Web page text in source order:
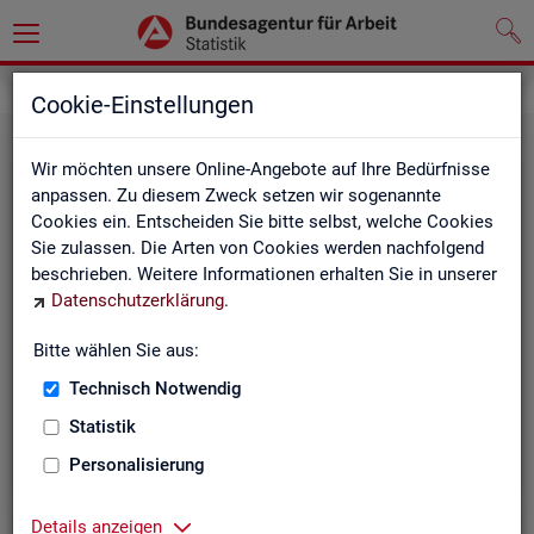
Cookie-Einstellungen
Wir möchten unsere Online-Angebote auf Ihre Bedürfnisse
anpassen. Zu diesem Zweck setzen wir sogenannte
Cookies ein. Entscheiden Sie bitte selbst, welche Cookies
Sie zulassen. Die Arten von Cookies werden nachfolgend
beschrieben. Weitere Informationen erhalten Sie in unserer
Datenschutzerklärung.
Bitte wählen Sie aus:
Technisch Notwendig
Statistik
Personalisierung
Details anzeigen
Hier stehen unsere Basisgrundlagen:
Kurzinformationen, Glossar, Kennzahlensteckbriefe,